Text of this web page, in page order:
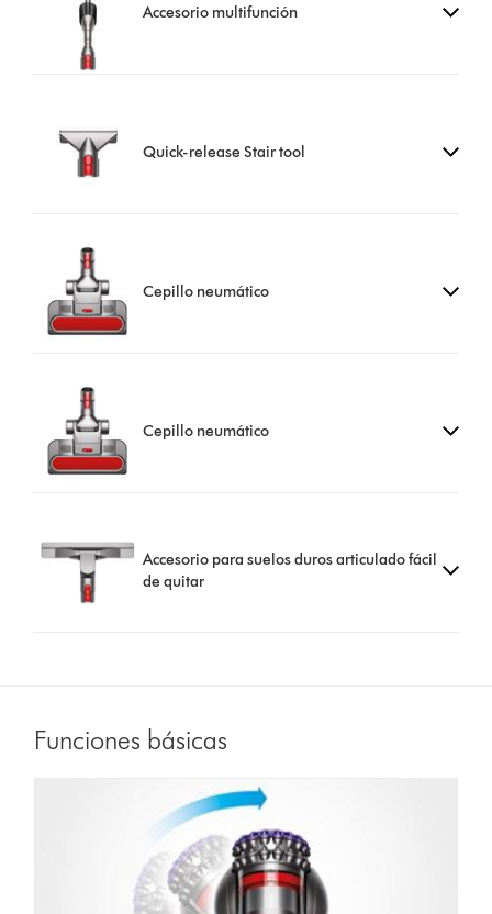
Accesorio multifunción
Quick-release Stair tool
Cepillo neumático
Cepillo neumático
Accesorio para suelos duros articulado fácil
de quitar
Funciones básicas